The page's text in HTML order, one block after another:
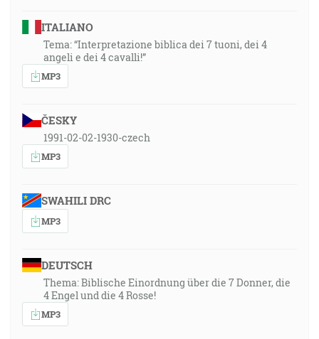
ITALIANO
Tema: “Interpretazione biblica dei 7 tuoni, dei 4
angeli e dei 4 cavalli!”
MP3
ČESKY
1991-02-02-1930-czech
MP3
SWAHILI DRC
MP3
DEUTSCH
Thema: Biblische Einordnung über die 7 Donner, die
4 Engel und die 4 Rosse!
MP3